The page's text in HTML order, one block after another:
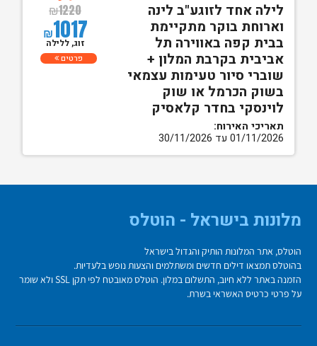
לילה אחד לזוגע"ב לינה
וארוחת בוקר מתקיימת
בבית קפה באווירה תל
אביבית בקרבת המלון +
שוברי סיור טעימות עצמאי
בשוק הכרמל או שוק
לוינסקי בחדר קלאסיק
תאריכי האירוח:
01/11/2026 עד 30/11/2026
₪1220
₪1017
זוג, ללילה
פרטים
מלונות בישראל - הוטלס
הוטלס, אתר המלונות הותיק והגדול בישראל
בהוטלס תמצאו דילים חדשים ומשתלמים והצעות נופש בלעדיות.
הזמנה באתר ללא חיוב, התשלום במלון. הוטלס מאובטח לפי תקן SSL ולא שומר
על פרטי כרטיס האשראי בשרת.